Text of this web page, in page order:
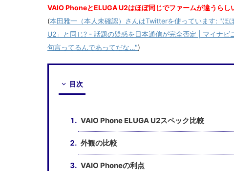
VAIO PhoneとELUGA U2はほぼ同じでファームが違うらし
(本田雅一（本人未確認）さんはTwitterを使っています: "ほ
U2」と同じ? - 話題の疑惑を日本通信が完全否定 | マイナ
句言ってるんであってだな…")
目次
VAIO Phone ELUGA U2スペック比較
外観の比較
VAIO Phoneの利点